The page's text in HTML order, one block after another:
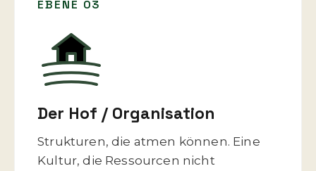
EBENE 03
Der Hof / Organisation
Strukturen, die atmen können. Eine
Kultur, die Ressourcen nicht